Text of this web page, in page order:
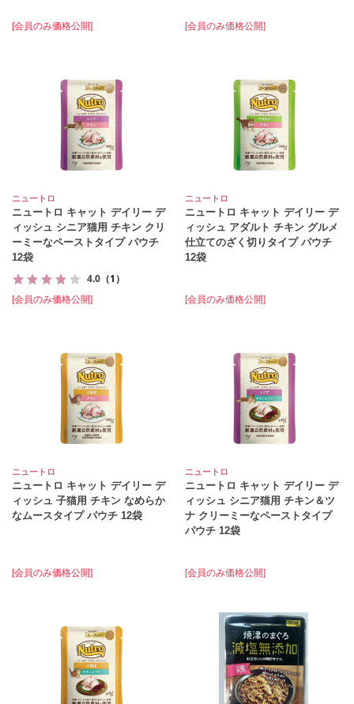
[会員のみ価格公開] [会員のみ価格公開]
ニュートロ
ニュートロ キャット デイリー デ
ィッシュ シニア猫用 チキン クリ
ーミーなペーストタイプ パウチ
12袋
4.0 （1）
[会員のみ価格公開]
ニュートロ
ニュートロ キャット デイリー デ
ィッシュ アダルト チキン グルメ
仕立てのざく切りタイプ パウチ
12袋
[会員のみ価格公開]
ニュートロ
ニュートロ キャット デイリー デ
ィッシュ 子猫用 チキン なめらか
なムースタイプ パウチ 12袋
[会員のみ価格公開]
ニュートロ
ニュートロ キャット デイリー デ
ィッシュ シニア猫用 チキン＆ツ
ナ クリーミーなペーストタイプ
パウチ 12袋
[会員のみ価格公開]